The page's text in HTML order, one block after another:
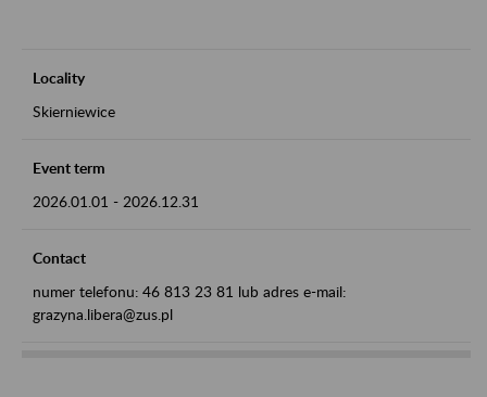
Locality
Skierniewice
Event term
2026.01.01 - 2026.12.31
Contact
numer telefonu: 46 813 23 81 lub adres e-mail:
grazyna.libera@zus.pl